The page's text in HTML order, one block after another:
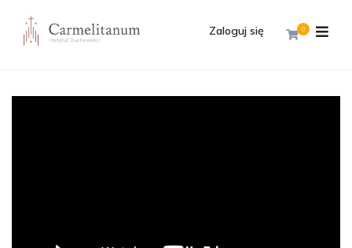
0
Zaloguj się